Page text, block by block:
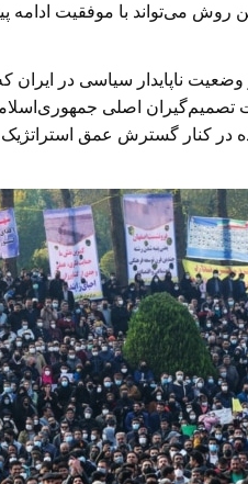
روش می‌تواند با موفقیت ادامه
ناپایدار سیاسی در ایران
اصلی جمهوری‌اسلامی
کنار گسترش عمق استراتژیک